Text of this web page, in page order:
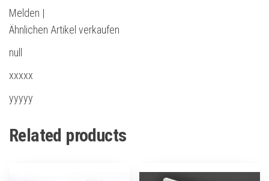
Melden |
Ähnlichen Artikel verkaufen
null
xxxxx
yyyyy
Related products